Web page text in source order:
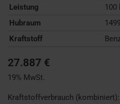
Leistung
100
Hubraum
Kraftstoff
27.887 €
19% MwSt.
Kraftstoffverbrauch (kombiniert):